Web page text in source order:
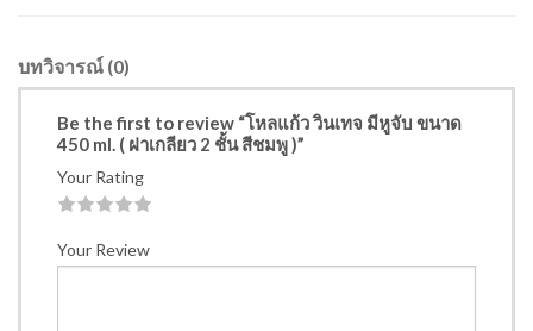
บทวิจารณ์ (0)
Be the first to review “โหลแก้ว วินเทจ มีหูจับ ขนาด
450 ml. ( ฝาเกลียว 2 ชั้น สีชมพู )”
Your Rating
Your Review